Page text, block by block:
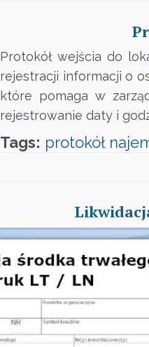
Protokół wejścia do
rejestracji informacji o
które pomaga w
rejestrowanie daty i
Tags: protokół